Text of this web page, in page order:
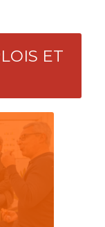
ET